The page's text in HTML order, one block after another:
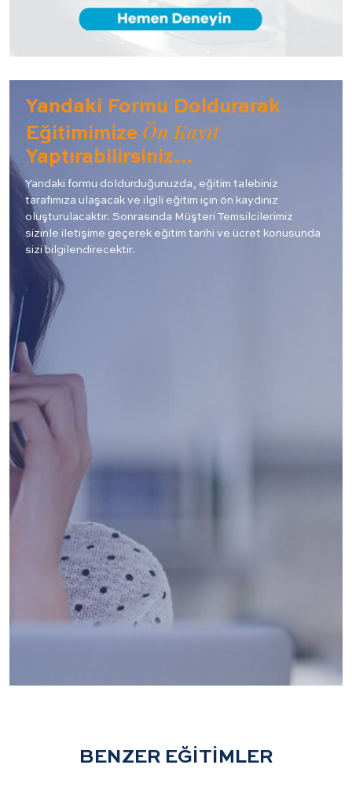
Yandaki Formu Doldurarak
Eğitimimize Ön Kayıt
Yaptırabilirsiniz…
Yandaki formu doldurduğunuzda, eğitim talebiniz
tarafımıza ulaşacak ve ilgili eğitim için ön kaydınız
oluşturulacaktır. Sonrasında Müşteri Temsilcilerimiz
sizinle iletişime geçerek eğitim tarihi ve ücret konusunda
sizi bilgilendirecektir.
BENZER EĞİTİMLER